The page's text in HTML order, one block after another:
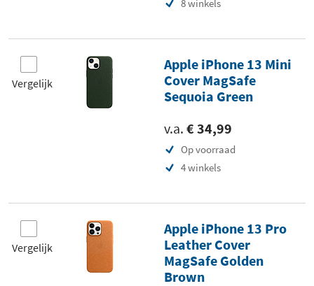
8 winkels
Vergelijk
Apple iPhone 13 Mini
Cover MagSafe
Sequoia Green
v.a. € 34,99
Op voorraad
4 winkels
Vergelijk
Apple iPhone 13 Pro
Leather Cover
MagSafe Golden
Brown